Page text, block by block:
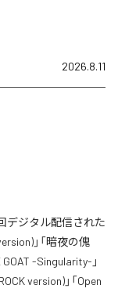
2026.8.11
デジタル配信された
」「暗夜の傀
GOAT -Singularity-」
version)」「Open